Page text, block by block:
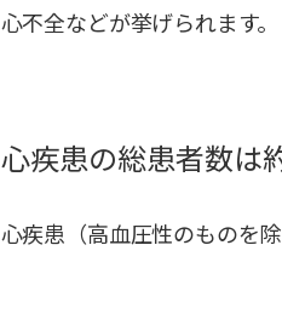
心不全などが挙げられます。
心疾患の総患者数は
心疾患（高血圧性のものを